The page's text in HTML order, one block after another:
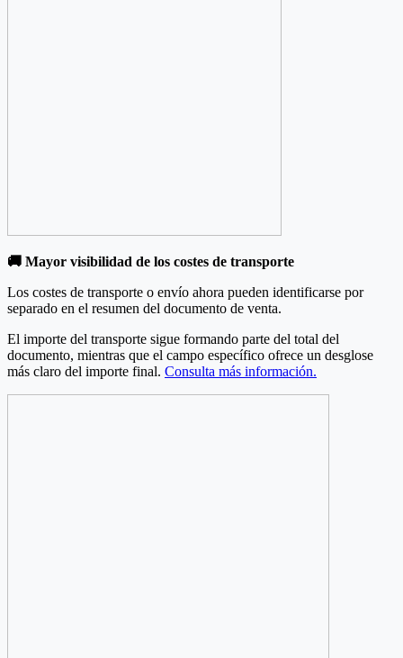
🚚 Mayor visibilidad de los costes de transporte
Los costes de transporte o envío ahora pueden identificarse por
separado en el resumen del documento de venta.
El importe del transporte sigue formando parte del total del
documento, mientras que el campo específico ofrece un desglose
más claro del importe final. Consulta más información.